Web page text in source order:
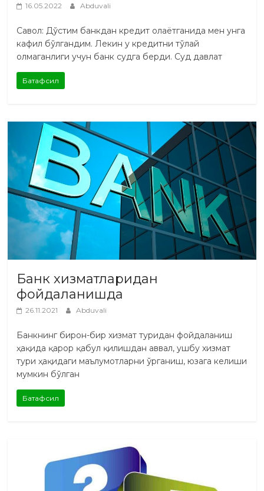
16.05.2022 Abduvali
Савол: Дўстим банкдан кредит олаётганида мен унга
кафил бўлгандим. Лекин у кредитни тўлай
олмаганлиги учун банк судга берди. Суд давлат
Батафсил
Банк хизматларидан
фойдаланишда
26.11.2021 Abduvali
Банкнинг бирон-бир хизмат туридан фойдаланиш
ҳақида қарор қабул қилишдан аввал, ушбу хизмат
тури ҳақидаги маълумотларни ўрганиш, юзага келиши
мумкин бўлган
Батафсил